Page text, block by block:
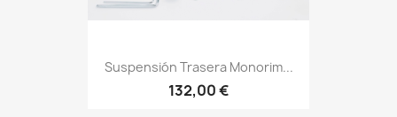
Suspensión Trasera Monorim...
132,00 €